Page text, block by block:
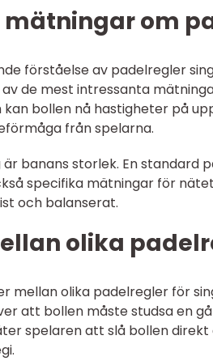
om
förståelse av padelregler
de mest intressanta
bollen nå hastigheter på
från spelarna.
banans storlek. En standard
specifika mätningar för
och balanserat.
olika
mellan olika padelregler för
att bollen måste studsa en
spelaren att slå bollen